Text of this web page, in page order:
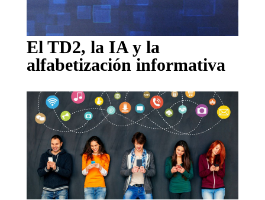
El TD2, la IA y la
alfabetización informativa